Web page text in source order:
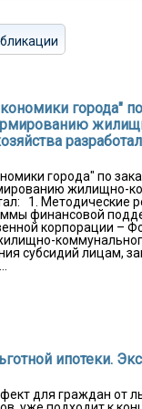
города"
города" по
жилищно-
1. Методические
финансовой
корпорации –
субсидий лицам,
ипотеки.
для граждан от